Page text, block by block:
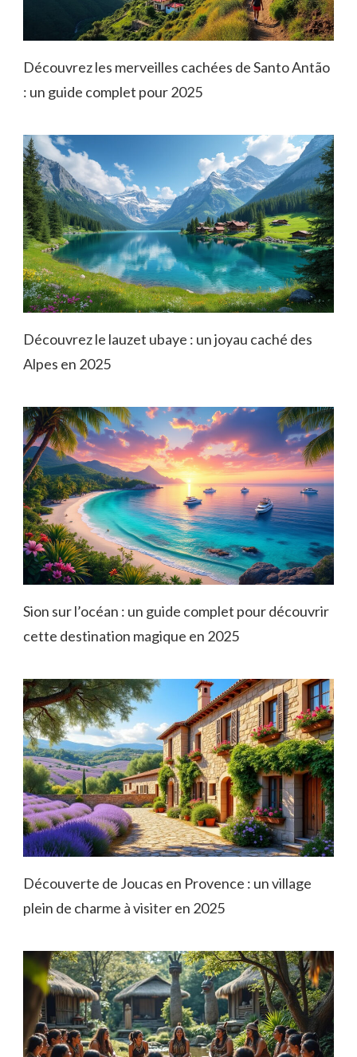
Découvrez les merveilles cachées de Santo Antão
: un guide complet pour 2025
Découvrez le lauzet ubaye : un joyau caché des
Alpes en 2025
Sion sur l’océan : un guide complet pour découvrir
cette destination magique en 2025
Découverte de Joucas en Provence : un village
plein de charme à visiter en 2025